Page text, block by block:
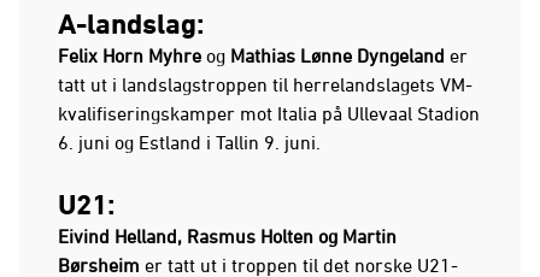
A-landslag:
Felix Horn Myhre og Mathias Lønne Dyngeland er
tatt ut i landslagstroppen til herrelandslagets VM-
kvalifiseringskamper mot Italia på Ullevaal Stadion
6. juni og Estland i Tallin 9. juni.
U21:
Eivind Helland, Rasmus Holten og Martin
Børsheim er tatt ut i troppen til det norske U21-